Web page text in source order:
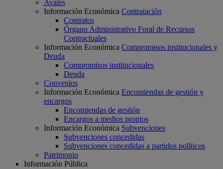
Avales
Información Económica Contratación
Contratos
Órgano Administrativo Foral de Recursos
Contractuales
Información Económica Compromisos institucionales y
Deuda
Compromisos institucionales
Deuda
Convenios
Información Económica Encomiendas de gestión y
encargos
Encomiendas de gestión
Encargos a medios propios
Información Económica Subvenciones
Subvenciones concedidas
Subvenciones concedidas a partidos políticos
Patrimonio
Información Pública